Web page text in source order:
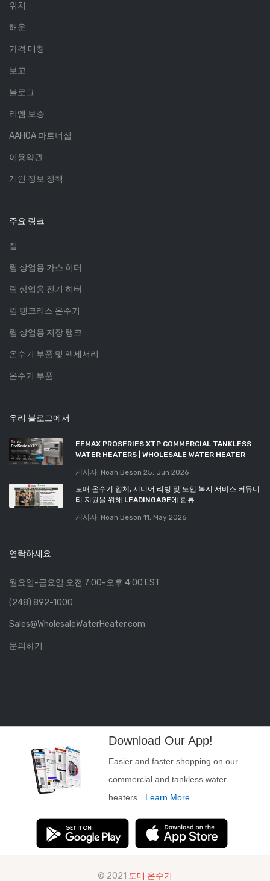
위치
해운
가격 매칭
보고
블로그
리엠 보증
AAHOA 파트너십
이용약관
개인 정보 정책
주요 링크
집
림 상업용 가스 히터
림 상업용 전기 히터
림 탱크리스 온수기
림 상업용 저장 탱크
온수기 부품 및 액세서리
온수기 부품
우리 블로그에서
EEMAX PROSERIES XTP COMMERCIAL TANKLESS
WATER HEATERS | WHOLESALE WATER HEATER
게시자: Noah Beson 25, Jun 2026
도매 온수기 업체, 시니어 리빙 및 노인 복지 서비스 커뮤니
티 지원을 위해 LEADINGAGE에 합류
게시자: Noah Beson 11, May 2026
연락하세요
월요일-금요일 오전 7:00-오후 4:00 EST
(248) 892-1000
Sales@WholesaleWaterHeater.com
문의하기
Download Our App!
Easier and faster shopping on our
commercial and tankless water
heaters.
Learn More
© 2021 도매 온수기